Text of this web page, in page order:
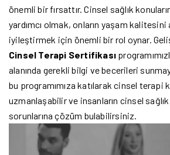
önemli bir fırsattır. Cinsel sağlık
yardımcı olmak, onların yaşam
iyileştirmek için önemli bir rol oynar.
Cinsel Terapi Sertifikası
alanında gerekli bilgi ve becerileri
bu programımıza katılarak cinsel terapi
uzmanlaşabilir ve insanların cinsel
sorunlarına çözüm bulabilirsiniz.